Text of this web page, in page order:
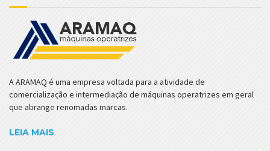
A ARAMAQ é uma empresa voltada para a atividade de
comercialização e intermediação de máquinas operatrizes em geral
que abrange renomadas marcas.
LEIA MAIS